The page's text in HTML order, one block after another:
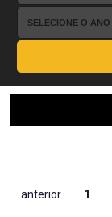
anterior 1